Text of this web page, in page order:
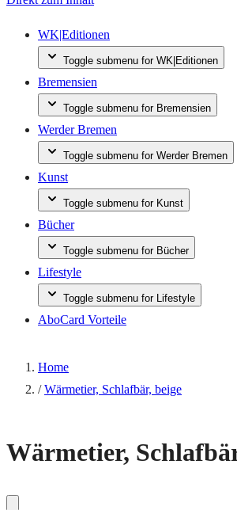
WK|Editionen
Toggle submenu for WK|Editionen
Bremensien
Toggle submenu for Bremensien
Werder Bremen
Toggle submenu for Werder Bremen
Kunst
Toggle submenu for Kunst
Bücher
Toggle submenu for Bücher
Lifestyle
Toggle submenu for Lifestyle
AboCard Vorteile
Home
/ Wärmetier, Schlafbär, beige
Wärmetier,